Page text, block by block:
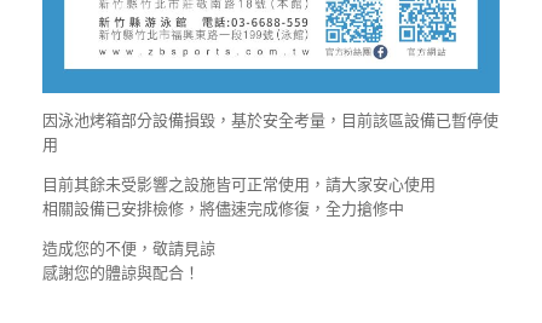
因泳池烤箱部分設備損毀，基於安全考量，目前該區設備已暫停使
用
目前其餘未受影響之設施皆可正常使用，請大家安心使用
相關設備已安排檢修，將儘速完成修復，全力搶修中
造成您的不便，敬請見諒
感謝您的體諒與配合！